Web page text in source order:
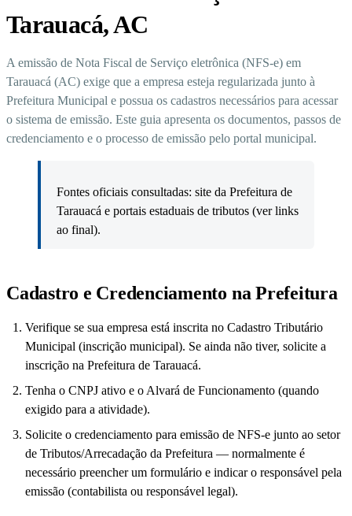
Tarauacá, AC
A emissão de Nota Fiscal de Serviço eletrônica (NFS-e) em
Tarauacá (AC) exige que a empresa esteja regularizada junto à
Prefeitura Municipal e possua os cadastros necessários para acessar
o sistema de emissão. Este guia apresenta os documentos, passos de
credenciamento e o processo de emissão pelo portal municipal.
Fontes oficiais consultadas: site da Prefeitura de
Tarauacá e portais estaduais de tributos (ver links
ao final).
Cadastro e Credenciamento na Prefeitura
Verifique se sua empresa está inscrita no Cadastro Tributário
Municipal (inscrição municipal). Se ainda não tiver, solicite a
inscrição na Prefeitura de Tarauacá.
Tenha o CNPJ ativo e o Alvará de Funcionamento (quando
exigido para a atividade).
Solicite o credenciamento para emissão de NFS-e junto ao setor
de Tributos/Arrecadação da Prefeitura — normalmente é
necessário preencher um formulário e indicar o responsável pela
emissão (contabilista ou responsável legal).